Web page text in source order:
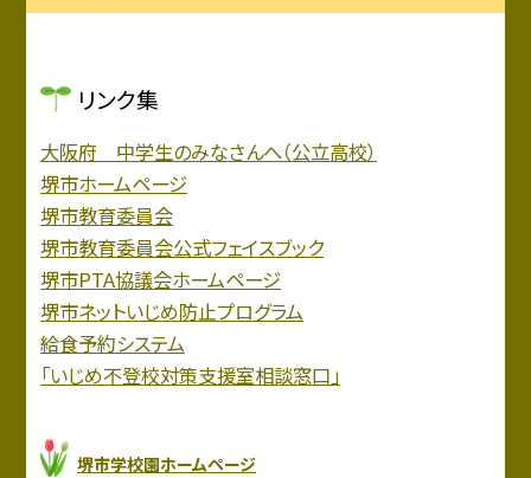
リンク集
大阪府 中学生のみなさんへ（公立高校）
堺市ホームページ
堺市教育委員会
堺市教育委員会公式フェイスブック
堺市PTA協議会ホームページ
堺市ネットいじめ防止プログラム
給食予約システム
「いじめ不登校対策支援室相談窓口」
堺市学校園ホームページ